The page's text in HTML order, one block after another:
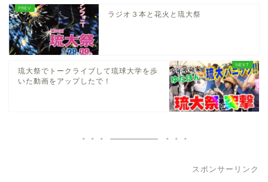
ラジオ３本と花火と琉大祭
琉大祭でトークライブして琉球大学を歩
いた動画をアップしたで！
スポンサーリンク